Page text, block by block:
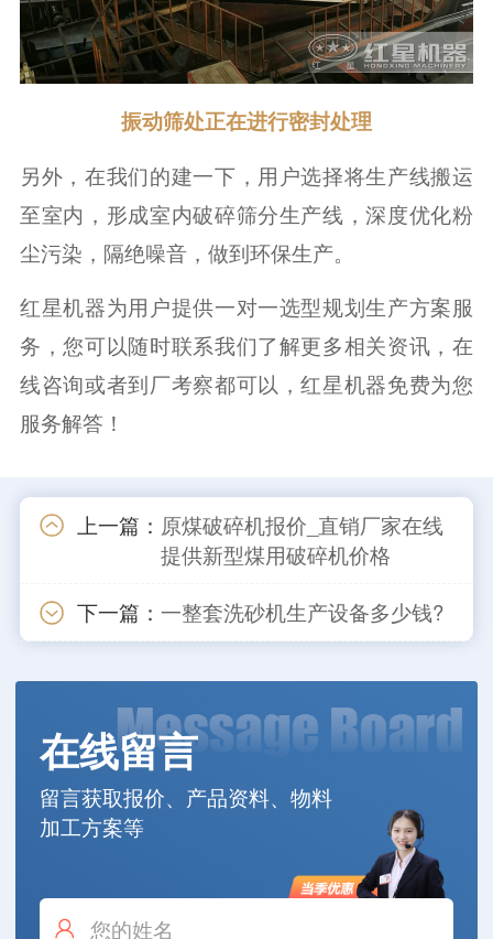
振动筛处正在进行密封处理
另外，在我们的建一下，用户选择将生产线搬运
至室内，形成室内破碎筛分生产线，深度优化粉
尘污染，隔绝噪音，做到环保生产。
红星机器为用户提供一对一选型规划生产方案服
务，您可以随时联系我们了解更多相关资讯，在
线咨询或者到厂考察都可以，红星机器免费为您
服务解答！
上一篇： 原煤破碎机报价_直销厂家在线
提供新型煤用破碎机价格
下一篇： 一整套洗砂机生产设备多少钱?
在线留言
留言获取报价、产品资料、物料
加工方案等